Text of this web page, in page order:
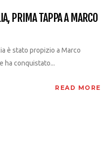
PRIMA TAPPA A MARCO
è stato propizio a Marco
ha conquistato...
READ MORE